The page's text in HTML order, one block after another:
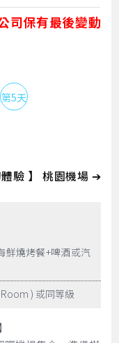
司保有最後變動
第5天
體驗 】 桃園機場 ➔
鮮燒烤餐+啤酒或汽
) 或同等級